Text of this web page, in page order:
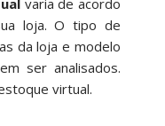
varia de acordo
loja. O tipo de
da loja e modelo
ser analisados.
virtual.